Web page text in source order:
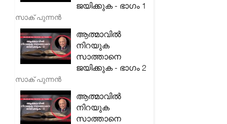
ജയിക്കുക - ഭാഗം 1
സാക് പുന്നൻ
ആത്മാവിൽ
നിറയുക
സാത്താനെ
ജയിക്കുക - ഭാഗം 2
സാക് പുന്നൻ
ആത്മാവിൽ
നിറയുക
സാത്താനെ